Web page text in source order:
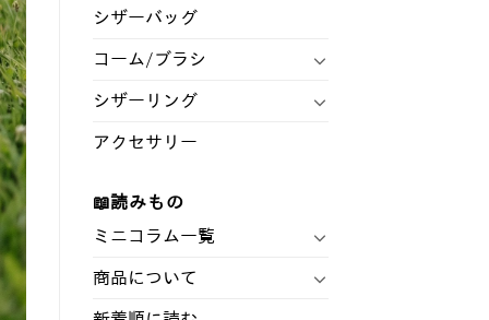
シザーバッグ
コーム/ブラシ
シザーリング
アクセサリー
📖読みもの
ミニコラム一覧
商品について